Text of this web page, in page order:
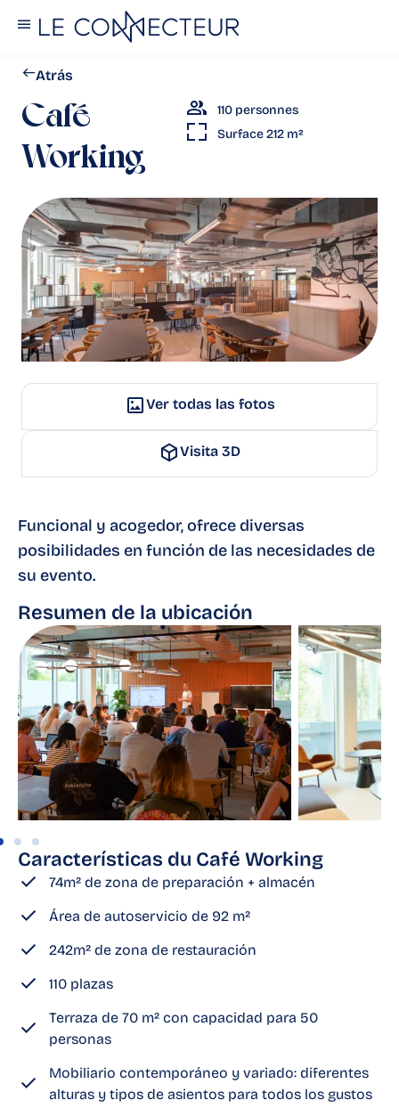
Atrás
Café
Working
110 personnes
Surface 212 m²
Ver todas las fotos
Visita 3D
Funcional y acogedor, ofrece diversas
posibilidades en función de las necesidades de
su evento.
Resumen de la ubicación
Características du Café Working
74m² de zona de preparación + almacén
Área de autoservicio de 92 m²
242m² de zona de restauración
110 plazas
Terraza de 70 m² con capacidad para 50
personas
Mobiliario contemporáneo y variado: diferentes
alturas y tipos de asientos para todos los gustos